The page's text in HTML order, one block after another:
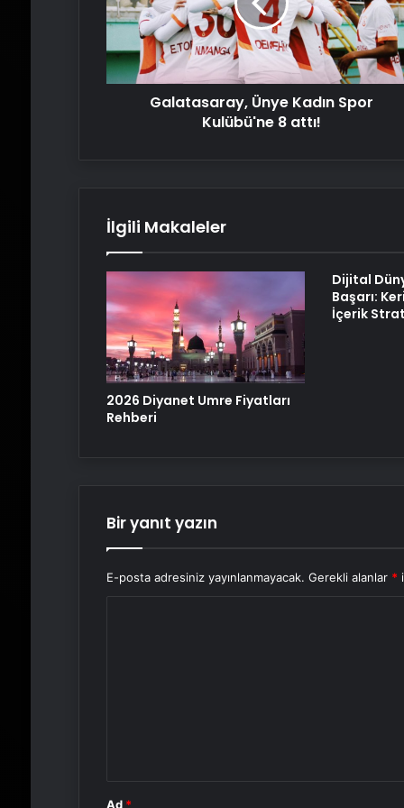
Kulübü'ne
8
Galatasaray, Ünye Kadın Spor
Kulübü'ne 8 attı!
İlgili Makaleler
2026 Diyanet Umre Fiyatları
Rehberi
Dijital
Başarı:
İçerik
Bir yanıt yazın
E-posta adresiniz yayınlanmayacak. Gerekli alanlar *
Ad *